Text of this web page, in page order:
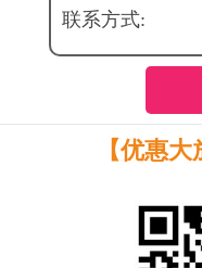
联系方式:
【优惠